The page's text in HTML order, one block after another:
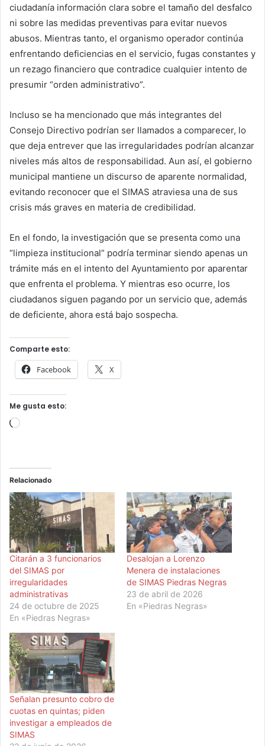
ciudadanía información clara sobre el tamaño del desfalco
ni sobre las medidas preventivas para evitar nuevos
abusos. Mientras tanto, el organismo operador continúa
enfrentando deficiencias en el servicio, fugas constantes y
un rezago financiero que contradice cualquier intento de
presumir “orden administrativo”.
Incluso se ha mencionado que más integrantes del
Consejo Directivo podrían ser llamados a comparecer, lo
que deja entrever que las irregularidades podrían alcanzar
niveles más altos de responsabilidad. Aun así, el gobierno
municipal mantiene un discurso de aparente normalidad,
evitando reconocer que el SIMAS atraviesa una de sus
crisis más graves en materia de credibilidad.
En el fondo, la investigación que se presenta como una
“limpieza institucional” podría terminar siendo apenas un
trámite más en el intento del Ayuntamiento por aparentar
que enfrenta el problema. Y mientras eso ocurre, los
ciudadanos siguen pagando por un servicio que, además
de deficiente, ahora está bajo sospecha.
Comparte esto:
Facebook X
Me gusta esto:
Cargando...
Relacionado
Citarán a 3 funcionarios
del SIMAS por
irregularidades
administrativas
24 de octubre de 2025
En «Piedras Negras»
Desalojan a Lorenzo
Menera de instalaciones
de SIMAS Piedras Negras
23 de abril de 2026
En «Piedras Negras»
Señalan presunto cobro de
cuotas en quintas; piden
investigar a empleados de
SIMAS